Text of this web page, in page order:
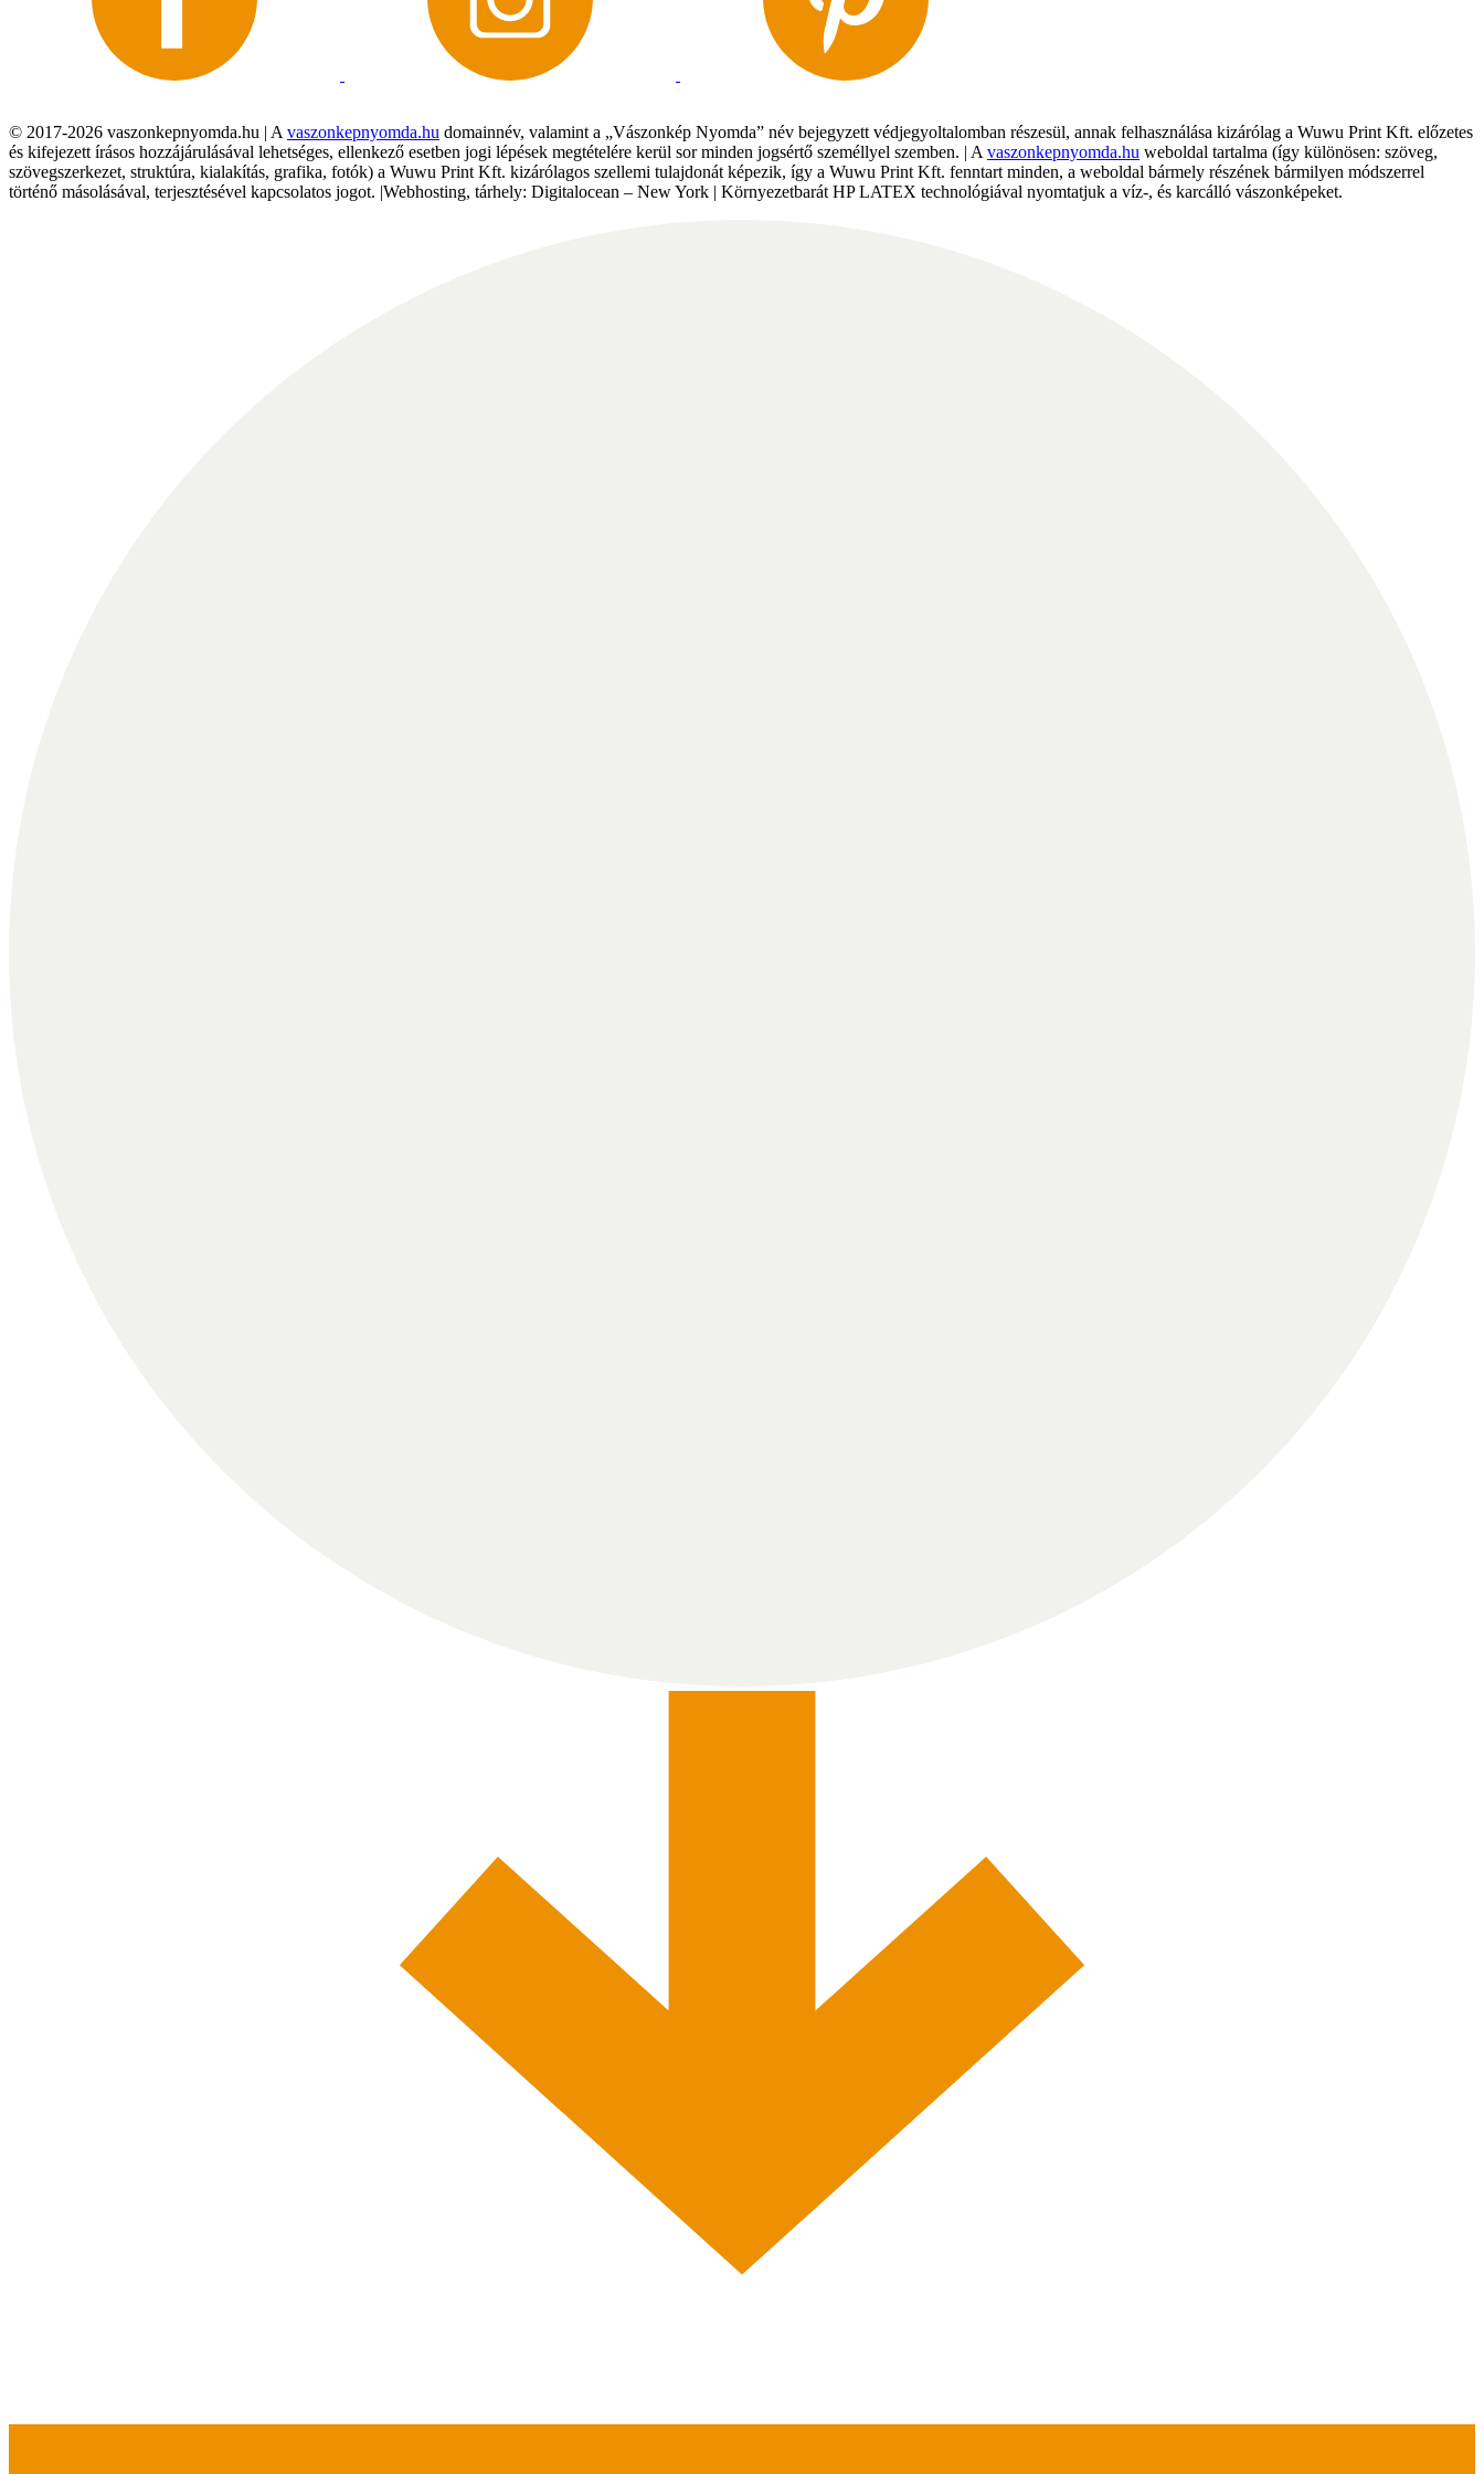
© 2017-2026 vaszonkepnyomda.hu | A vaszonkepnyomda.hu domainnév, valamint a „Vászonkép Nyomda” név bejegyzett védjegyoltalomban részesül, annak felhasználása kizárólag a Wuwu Print Kft. előzetes
és kifejezett írásos hozzájárulásával lehetséges, ellenkező esetben jogi lépések megtételére kerül sor minden jogsértő személlyel szemben. | A vaszonkepnyomda.hu weboldal tartalma (így különösen: szöveg,
szövegszerkezet, struktúra, kialakítás, grafika, fotók) a Wuwu Print Kft. kizárólagos szellemi tulajdonát képezik, így a Wuwu Print Kft. fenntart minden, a weboldal bármely részének bármilyen módszerrel
történő másolásával, terjesztésével kapcsolatos jogot. |Webhosting, tárhely: Digitalocean – New York | Környezetbarát HP LATEX technológiával nyomtatjuk a víz-, és karcálló vászonképeket.